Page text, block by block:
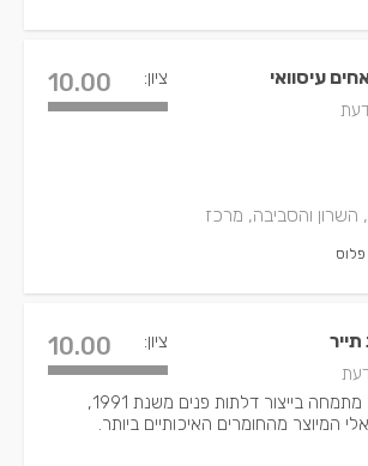
עיסוואי ציון: 10.00
השרון והסביבה, מרכז
פלוס
ציון: 10.00
חברת דלתות תייר מתמחה בייצור דלתות פנים משנת 1991,
המיוצר מהחומרים האיכותיים ביותר.